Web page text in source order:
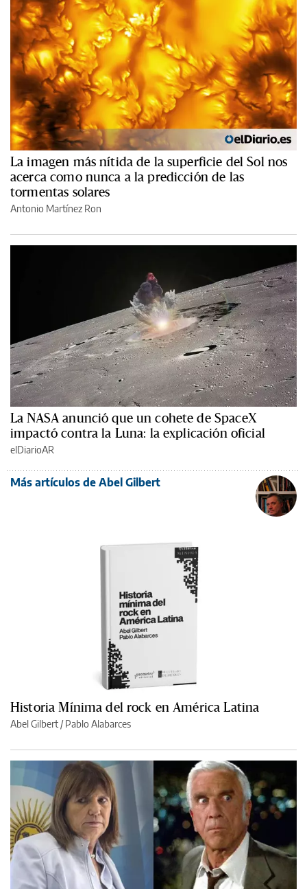
La imagen más nítida de la superficie del Sol nos
acerca como nunca a la predicción de las
tormentas solares
Antonio Martínez Ron
La NASA anunció que un cohete de SpaceX
impactó contra la Luna: la explicación oficial
elDiarioAR
Más artículos de Abel Gilbert
Historia Mínima del rock en América Latina
Abel Gilbert /Pablo Alabarces